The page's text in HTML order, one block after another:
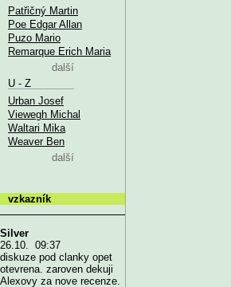
Patřičný Martin
Poe Edgar Allan
Puzo Mario
Remarque Erich Maria
další
U - Z
Urban Josef
Viewegh Michal
Waltari Mika
Weaver Ben
další
vzkazník
Silver
26.10. 09:37
diskuze pod clanky opet
otevrena. zaroven dekuji
Alexovy za nove recenze.